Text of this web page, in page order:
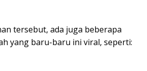
tersebut, ada juga beberapa
yang baru-baru ini viral, seperti: